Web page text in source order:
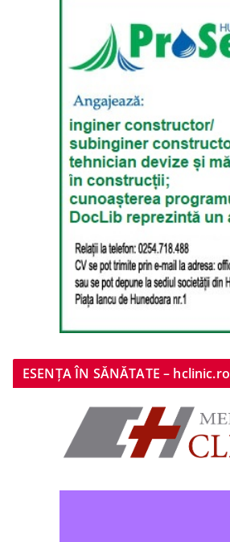
ESENȚA ÎN SĂNĂTATE – hclinic.ro